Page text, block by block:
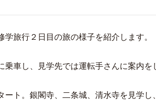
学旅行２日目の旅の様子を紹介します。
乗車し、見学先では運転手さんに案内を
ート。銀閣寺、二条城、清水寺を見学し